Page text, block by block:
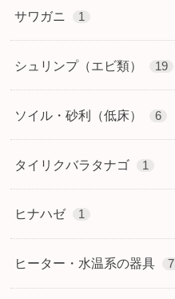
サワガニ 1
シュリンプ（エビ類） 19
ソイル・砂利（低床） 6
タイリクバラタナゴ 1
ヒナハゼ 1
ヒーター・水温系の器具 7